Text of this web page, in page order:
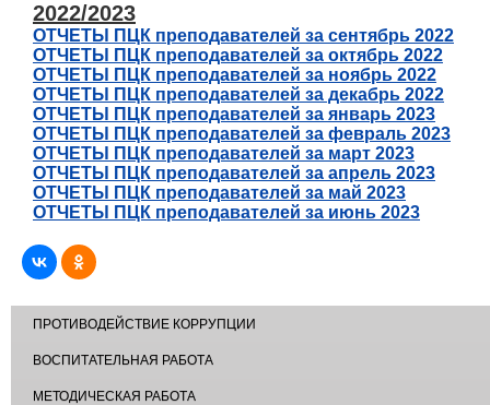
2022/2023
ОТЧЕТЫ ПЦК преподавателей за сентябрь 2022
ОТЧЕТЫ ПЦК преподавателей за октябрь 2022
ОТЧЕТЫ ПЦК преподавателей за ноябрь 2022
ОТЧЕТЫ ПЦК преподавателей за декабрь 2022
ОТЧЕТЫ ПЦК преподавателей за январь 2023
ОТЧЕТЫ ПЦК преподавателей за февраль 2023
ОТЧЕТЫ ПЦК преподавателей за март 2023
ОТЧЕТЫ ПЦК преподавателей за апрель 2023
ОТЧЕТЫ ПЦК преподавателей за май 2023
ОТЧЕТЫ ПЦК преподавателей за июнь 2023
ПРОТИВОДЕЙСТВИЕ КОРРУПЦИИ
ВОСПИТАТЕЛЬНАЯ РАБОТА
МЕТОДИЧЕСКАЯ РАБОТА